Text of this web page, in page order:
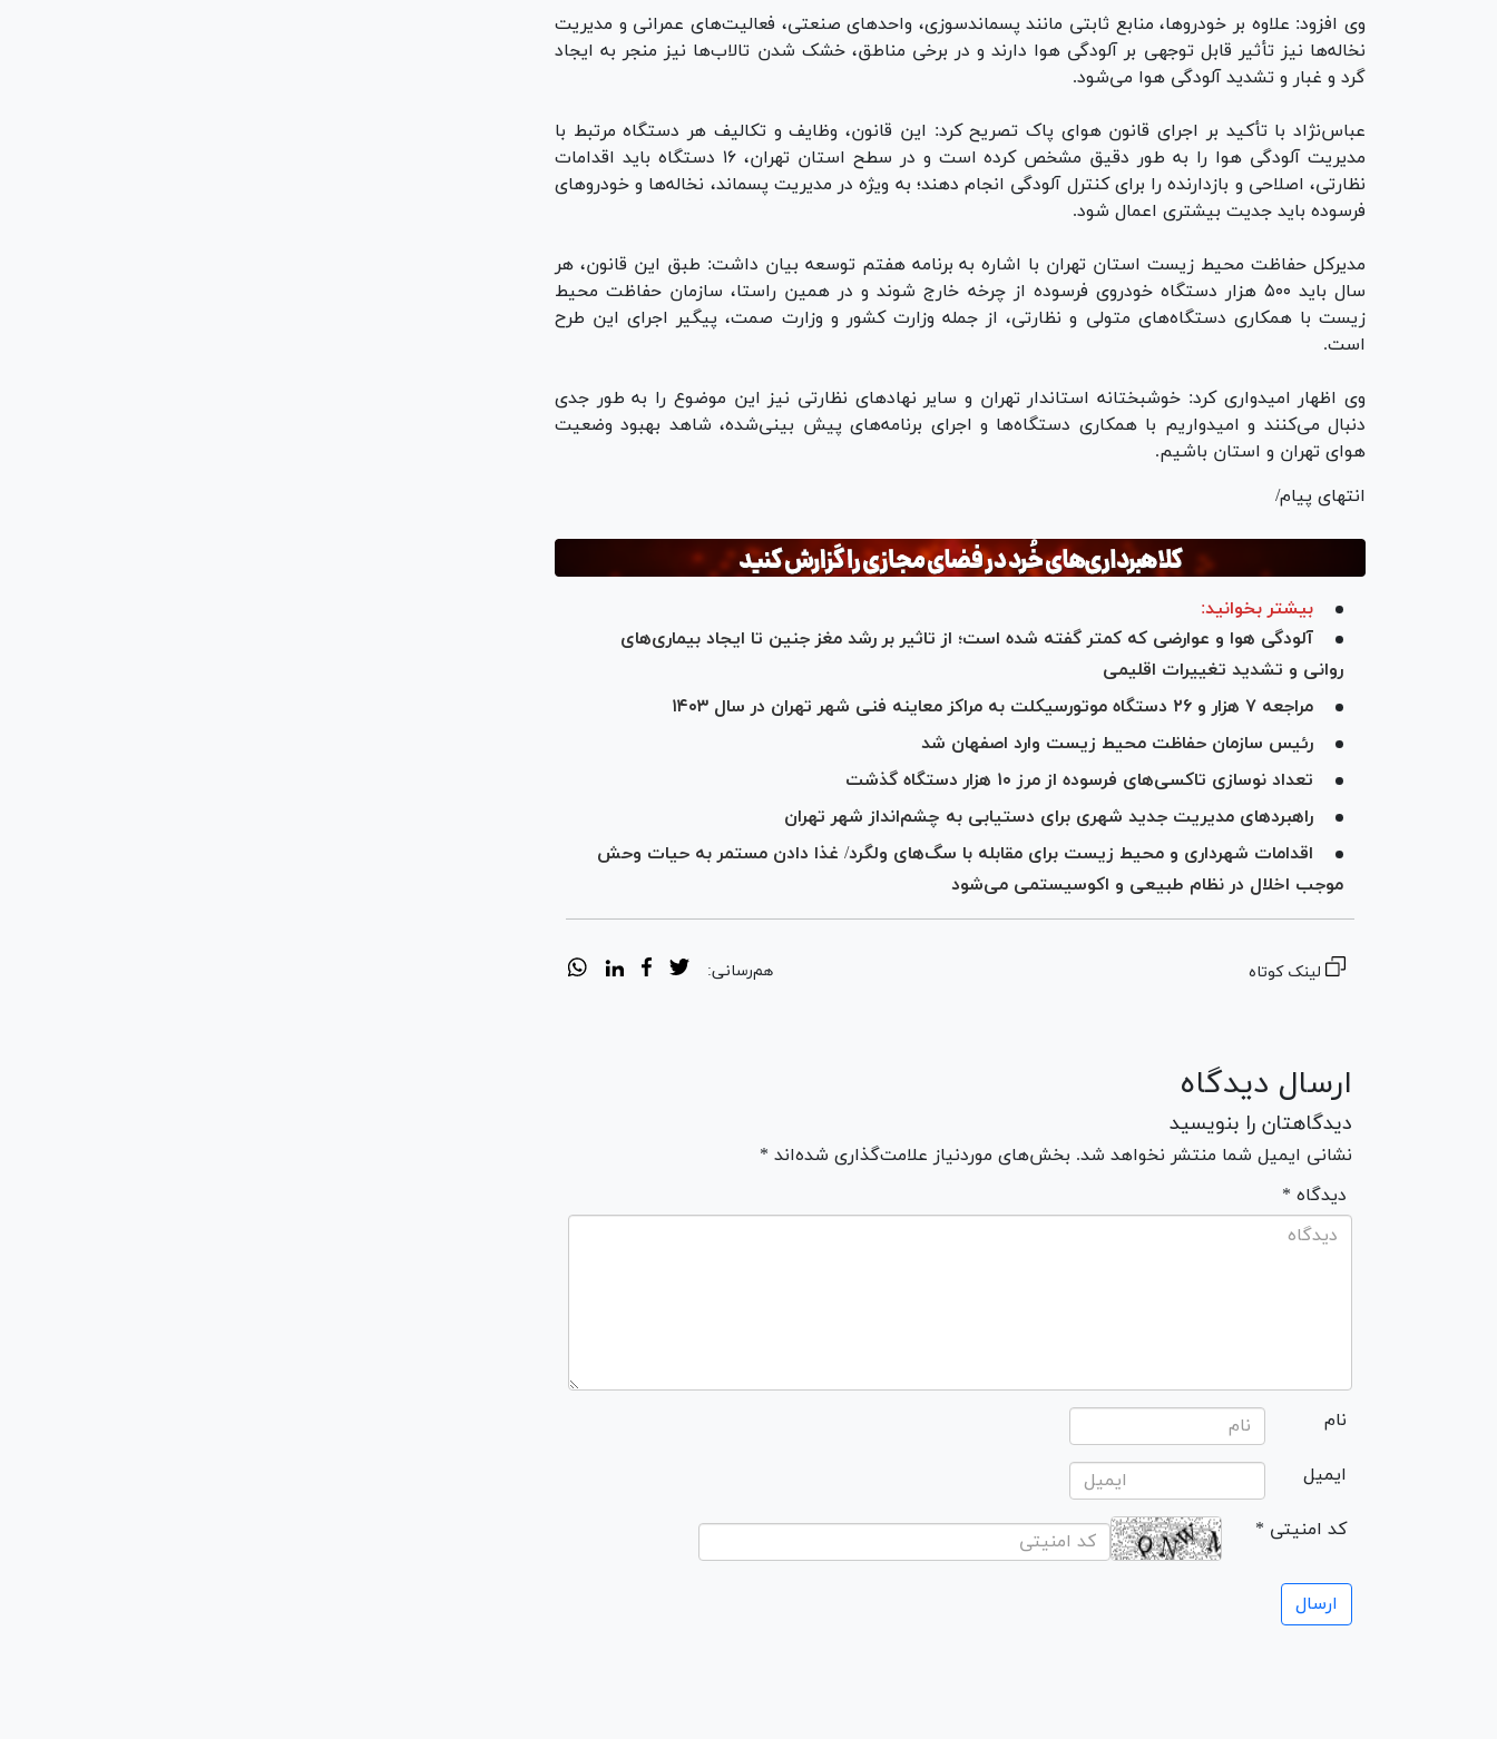
وی افزود: علاوه بر خودروها، منابع ثابتی مانند پسماندسوزی، واحد‌های صنعتی، فعالیت‌های عمرانی و مدیریت
نخاله‌ها نیز تأثیر قابل توجهی بر آلودگی هوا دارند و در برخی مناطق، خشک شدن تالاب‌ها نیز منجر به ایجاد
گرد و غبار و تشدید آلودگی هوا می‌شود.
عباس‌نژاد با تأکید بر اجرای قانون هوای پاک تصریح کرد: این قانون، وظایف و تکالیف هر دستگاه مرتبط با
مدیریت آلودگی هوا را به طور دقیق مشخص کرده است و در سطح استان تهران، ۱۶ دستگاه باید اقدامات
نظارتی، اصلاحی و بازدارنده را برای کنترل آلودگی انجام دهند؛ به ویژه در مدیریت پسماند، نخاله‌ها و خودرو‌های
فرسوده باید جدیت بیشتری اعمال شود.
مدیرکل حفاظت محیط زیست استان تهران با اشاره به برنامه هفتم توسعه بیان داشت: طبق این قانون، هر
سال باید ۵۰۰ هزار دستگاه خودروی فرسوده از چرخه خارج شوند و در همین راستا، سازمان حفاظت محیط
زیست با همکاری دستگاه‌های متولی و نظارتی، از جمله وزارت کشور و وزارت صمت، پیگیر اجرای این طرح
است.
وی اظهار امیدواری کرد: خوشبختانه استاندار تهران و سایر نهاد‌های نظارتی نیز این موضوع را به طور جدی
دنبال می‌کنند و امیدواریم با همکاری دستگاه‌ها و اجرای برنامه‌های پیش بینی‌شده، شاهد بهبود وضعیت
هوای تهران و استان باشیم.
انتهای پیام/
بیشتر بخوانید:
آلودگی هوا و عوارضی که کمتر گفته شده است؛ از تاثیر بر رشد مغز جنین تا ایجاد بیماری‌های
روانی و تشدید تغییرات اقلیمی
مراجعه ۷ هزار و ۲۶ دستگاه موتورسیکلت به مراکز معاینه فنی شهر تهران در سال ۱۴۰۳
رئیس سازمان حفاظت محیط زیست وارد اصفهان شد
تعداد نوسازی تاکسی‌های فرسوده از مرز ۱۰ هزار دستگاه گذشت
راهبردهای مدیریت جدید شهری برای دستیابی به چشم‌انداز شهر تهران
اقدامات شهرداری و محیط زیست برای مقابله با سگ‌های ولگرد/ غذا دادن مستمر به حیات وحش
موجب اخلال در نظام طبیعی و اکوسیستمی می‌شود
لینک کوتاه هم‌رسانی:
ارسال دیدگاه
دیدگاهتان را بنویسید
نشانی ایمیل شما منتشر نخواهد شد. بخش‌های موردنیاز علامت‌گذاری شده‌اند *
* دیدگاه
نام
ایمیل
* کد امنیتی